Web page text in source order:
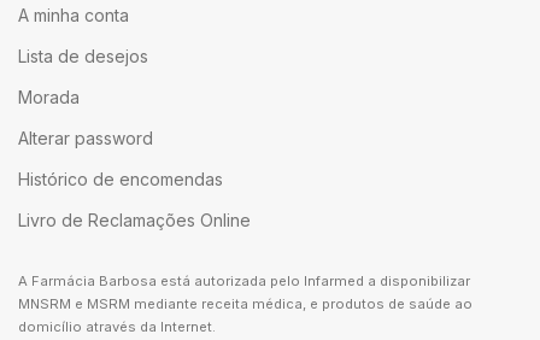
A minha conta
Lista de desejos
Morada
Alterar password
Histórico de encomendas
Livro de Reclamações Online
A Farmácia Barbosa está autorizada pelo Infarmed a disponibilizar
MNSRM e MSRM mediante receita médica, e produtos de saúde ao
domicílio através da Internet.